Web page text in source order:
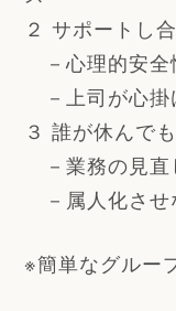
２ サポートし
－心理的安全
－上司が心
３ 誰が休んで
－業務の見直
－属人化さ
※簡単なグルー